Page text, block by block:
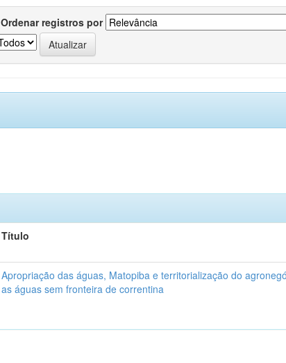
Ordenar registros por
Título
Apropriação das águas, Matopiba e territorialização do
as águas sem fronteira de correntina